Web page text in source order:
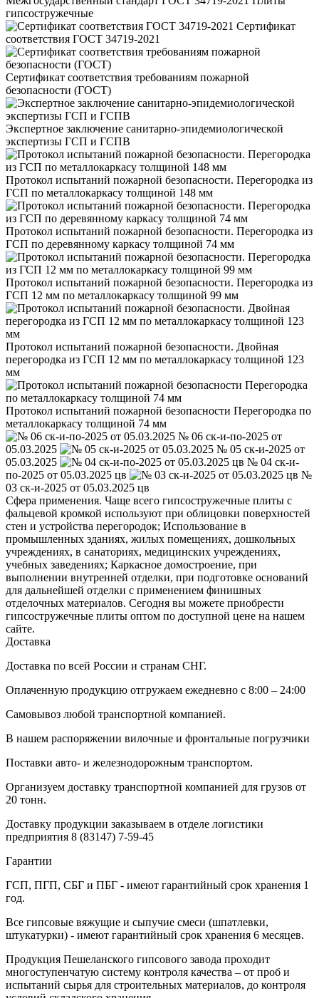
гипсостружечные
Сертификат
соответствия ГОСТ 34719-2021
Сертификат соответствия требованиям пожарной
безопасности (ГОСТ)
Экспертное заключение санитарно-эпидемиологической
экспертизы ГСП и ГСПВ
Протокол испытаний пожарной безопасности. Перегородка из
ГСП по металлокаркасу толщиной 148 мм
Протокол испытаний пожарной безопасности. Перегородка из
ГСП по деревянному каркасу толщиной 74 мм
Протокол испытаний пожарной безопасности. Перегородка из
ГСП 12 мм по металлокаркасу толщиной 99 мм
Протокол испытаний пожарной безопасности. Двойная
перегородка из ГСП 12 мм по металлокаркасу толщиной 123
мм
Протокол испытаний пожарной безопасности Перегородка по
металлокаркасу толщиной 74 мм
№ 06 ск-и-по-2025 от
05.03.2025
№ 05 ск-и-2025 от
05.03.2025
№ 04 ск-и-
по-2025 от 05.03.2025 цв
№
03 ск-и-2025 от 05.03.2025 цв
Сфера применения. Чаще всего гипсостружечные плиты с
фальцевой кромкой используют при облицовки поверхностей
стен и устройства перегородок; Использование в
промышленных зданиях, жилых помещениях, дошкольных
учреждениях, в санаториях, медицинских учреждениях,
учебных заведениях; Каркасное домостроение, при
выполнении внутренней отделки, при подготовке оснований
для дальнейшей отделки с применением финишных
отделочных материалов. Сегодня вы можете приобрести
гипсостружечные плиты оптом по доступной цене на нашем
сайте.
Доставка
Доставка по всей России и странам СНГ.
Оплаченную продукцию отгружаем ежедневно с 8:00 – 24:00
Самовывоз любой транспортной компанией.
В нашем распоряжении вилочные и фронтальные погрузчики
Поставки авто- и железнодорожным транспортом.
Организуем доставку транспортной компанией для грузов от
20 тонн.
Доставку продукции заказываем в отделе логистики
предприятия 8 (83147) 7-59-45
Гарантии
ГСП, ПГП, СБГ и ПБГ - имеют гарантийный срок хранения 1
год.
Все гипсовые вяжущие и сыпучие смеси (шпатлевки,
штукатурки) - имеют гарантийный срок хранения 6 месяцев.
Продукция Пешеланского гипсового завода проходит
многоступенчатую систему контроля качества – от проб и
испытаний сырья для строительных материалов, до контроля